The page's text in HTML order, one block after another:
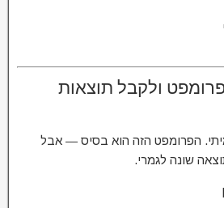
ולקבל תוצאות
הפרומפט הזה הוא בסיס — אבל
שונה לגמרי.